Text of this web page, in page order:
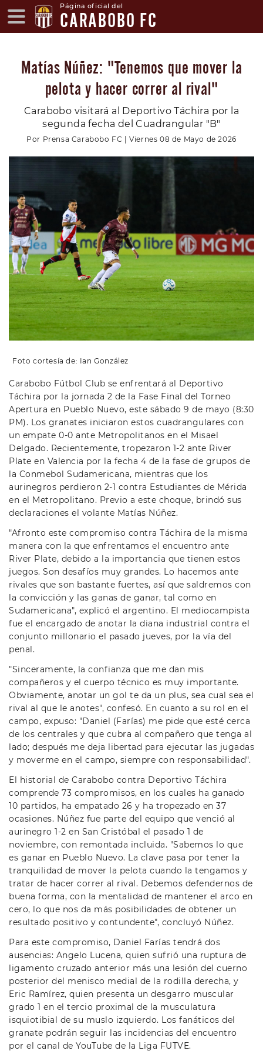
Página oficial del
CARABOBO FC
Matías Núñez: "Tenemos que mover la
pelota y hacer correr al rival"
Carabobo visitará al Deportivo Táchira por la
segunda fecha del Cuadrangular "B"
Por Prensa Carabobo FC | Viernes 08 de Mayo de 2026
Foto cortesía de: Ian González
Carabobo Fútbol Club se enfrentará al Deportivo
Táchira por la jornada 2 de la Fase Final del Torneo
Apertura en Pueblo Nuevo, este sábado 9 de mayo (8:30
PM). Los granates iniciaron estos cuadrangulares con
un empate 0-0 ante Metropolitanos en el Misael
Delgado. Recientemente, tropezaron 1-2 ante River
Plate en Valencia por la fecha 4 de la fase de grupos de
la Conmebol Sudamericana, mientras que los
aurinegros perdieron 2-1 contra Estudiantes de Mérida
en el Metropolitano. Previo a este choque, brindó sus
declaraciones el volante Matías Núñez.
"Afronto este compromiso contra Táchira de la misma
manera con la que enfrentamos el encuentro ante
River Plate, debido a la importancia que tienen estos
juegos. Son desafíos muy grandes. Lo hacemos ante
rivales que son bastante fuertes, así que saldremos con
la convicción y las ganas de ganar, tal como en
Sudamericana", explicó el argentino. El mediocampista
fue el encargado de anotar la diana industrial contra el
conjunto millonario el pasado jueves, por la vía del
penal.
"Sinceramente, la confianza que me dan mis
compañeros y el cuerpo técnico es muy importante.
Obviamente, anotar un gol te da un plus, sea cual sea el
rival al que le anotes", confesó. En cuanto a su rol en el
campo, expuso: "Daniel (Farías) me pide que esté cerca
de los centrales y que cubra al compañero que tenga al
lado; después me deja libertad para ejecutar las jugadas
y moverme en el campo, siempre con responsabilidad".
El historial de Carabobo contra Deportivo Táchira
comprende 73 compromisos, en los cuales ha ganado
10 partidos, ha empatado 26 y ha tropezado en 37
ocasiones. Núñez fue parte del equipo que venció al
aurinegro 1-2 en San Cristóbal el pasado 1 de
noviembre, con remontada incluida. "Sabemos lo que
es ganar en Pueblo Nuevo. La clave pasa por tener la
tranquilidad de mover la pelota cuando la tengamos y
tratar de hacer correr al rival. Debemos defendernos de
buena forma, con la mentalidad de mantener el arco en
cero, lo que nos da más posibilidades de obtener un
resultado positivo y contundente", concluyó Núñez.
Para este compromiso, Daniel Farías tendrá dos
ausencias: Angelo Lucena, quien sufrió una ruptura de
ligamento cruzado anterior más una lesión del cuerno
posterior del menisco medial de la rodilla derecha, y
Eric Ramírez, quien presenta un desgarro muscular
grado 1 en el tercio proximal de la musculatura
isquiotibial de su muslo izquierdo. Los fanáticos del
granate podrán seguir las incidencias del encuentro
por el canal de YouTube de la Liga FUTVE.